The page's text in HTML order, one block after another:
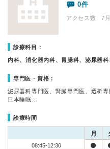
0件
アクセス数 7
診療科目：
内科、消化器内科、胃腸科、泌尿器
専門医・資格：
泌尿器科専門医、腎臓専門医、透析
日本睡眠…
診療時間
月
08:45-12:30